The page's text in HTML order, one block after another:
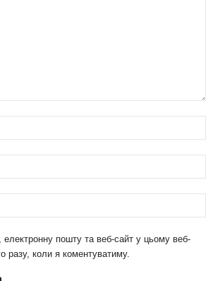
електронну пошту та веб-сайт у цьому веб-
разу, коли я коментуватиму.